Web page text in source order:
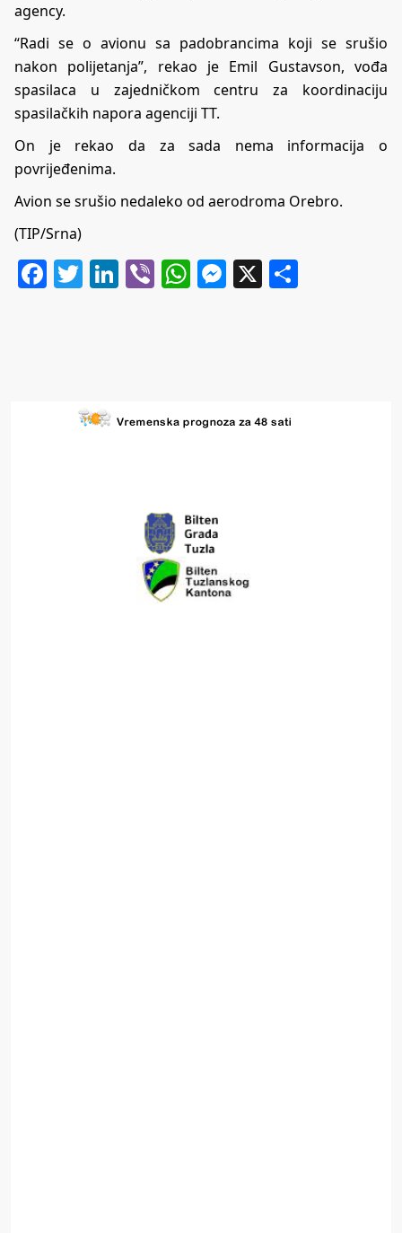
agency.
“Radi se o avionu sa padobrancima koji se srušio
nakon polijetanja”, rekao je Emil Gustavson, vođa
spasilaca u zajedničkom centru za koordinaciju
spasilačkih napora agenciji TT.
On je rekao da za sada nema informacija o
povrijeđenima.
Avion se srušio nedaleko od aerodroma Orebro.
(TIP/Srna)
Facebook
Twitter
LinkedIn
ViberWhatsApp
Messenger
X